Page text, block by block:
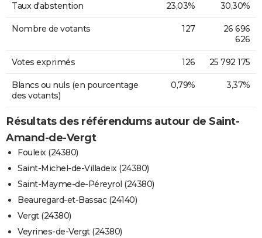
Taux d'abstention 23,03% 30,30%
Nombre de votants 127
26 696
626
Votes exprimés 126 25 792 175
Blancs ou nuls (en pourcentage
des votants)
0,79% 3,37%
Résultats des référendums autour de Saint-
Amand-de-Vergt
Fouleix (24380)
Saint-Michel-de-Villadeix (24380)
Saint-Mayme-de-Péreyrol (24380)
Beauregard-et-Bassac (24140)
Vergt (24380)
Veyrines-de-Vergt (24380)